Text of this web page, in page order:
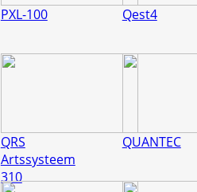
PXL-100 Qest4
QRS
Artssysteem
310
QUANTEC